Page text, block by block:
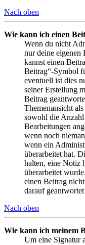
Nach oben
Wie kann ich einen
Wenn du nicht
nur deine eigenen
kannst einen
Beitrag“-Symbol
eventuell ist dies
seiner Erstellung
Beitrag
Themenansicht
sowohl die
Bearbeitungen
wenn noch
wenn ein
überarbeitet hat.
halten, eine Notiz
überarbeitet
einen Beitrag
darauf geantwortet
Nach oben
Wie kann ich meinem
Um eine Signatur